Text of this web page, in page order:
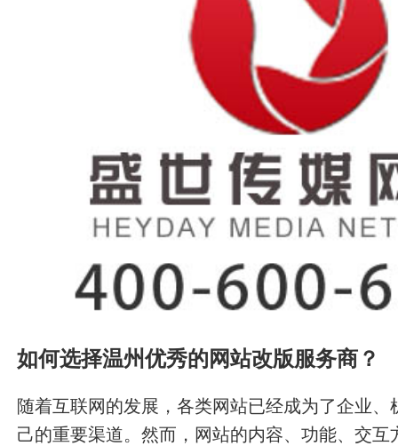
设费用较高的部分。 其次，公司网站建设费用
影响： 网站规模：网站规模越大，所需的技术
高，相应的网站建设费用也就越高。 网站功能
要不同的技术实现，网站功能越多，所需的技
如何选择温州优秀的网站改版服务商？
随着互联网的发展，各类网站已经成为了企业、
己的重要渠道。然而，网站的内容、功能、交互